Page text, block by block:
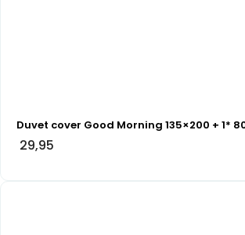
Duvet cover Good Morning 135×200 + 1*
29,95